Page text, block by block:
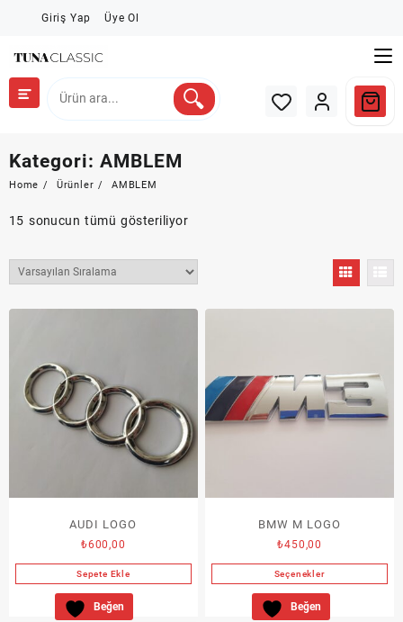
Giriş Yap Üye Ol
Kategori: AMBLEM
Home Ürünler AMBLEM
15 sonucun tümü gösteriliyor
AUDI LOGO
₺600,00
Sepete Ekle
Beğen
BMW M LOGO
₺450,00
Seçenekler
Bu
ürünün
Beğen